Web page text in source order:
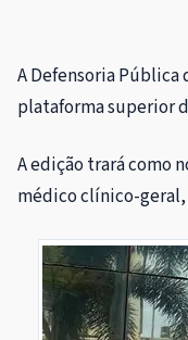
A Defensoria Pública
plataforma superior
A edição trará como
médico clínico-geral,